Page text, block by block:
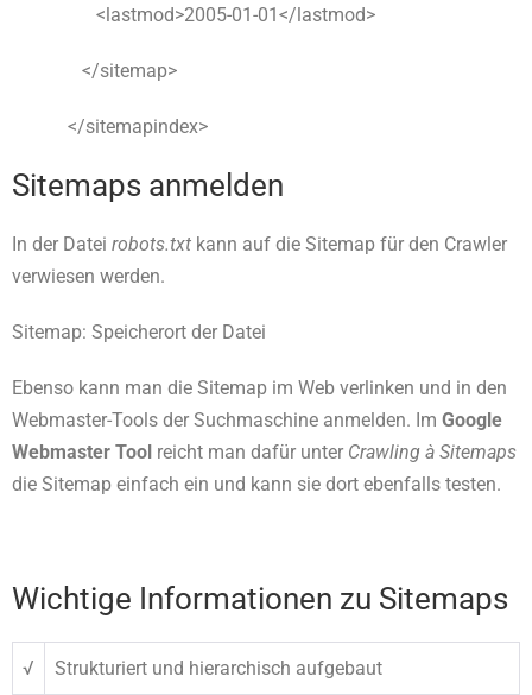
<lastmod>2005-01-01</lastmod>
</sitemap>
</sitemapindex>
Sitemaps anmelden
In der Datei robots.txt kann auf die Sitemap für den Crawler
verwiesen werden.
Sitemap: Speicherort der Datei
Ebenso kann man die Sitemap im Web verlinken und in den
Webmaster-Tools der Suchmaschine anmelden. Im Google
Webmaster Tool reicht man dafür unter Crawling à Sitemaps
die Sitemap einfach ein und kann sie dort ebenfalls testen.
Wichtige Informationen zu Sitemaps
√ Strukturiert und hierarchisch aufgebaut